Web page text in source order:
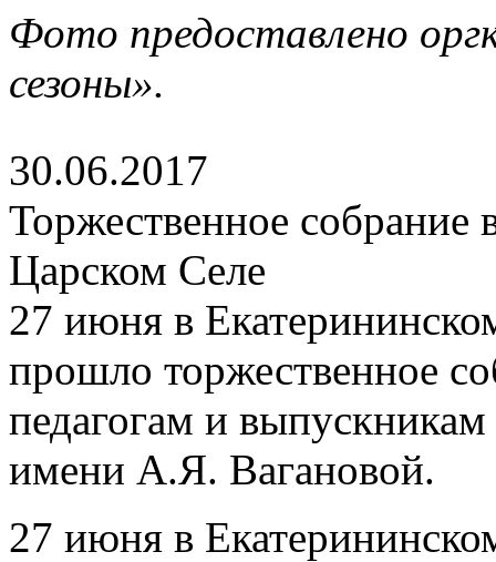
Фото предоставлено
сезоны».
30.06.2017
Торжественное собрание
Царском Селе
27 июня в
прошло торжественное
педагогам и
имени А.Я. Вагановой.
27 июня в